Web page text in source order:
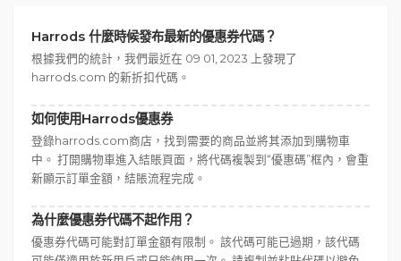
Harrods 什麼時候發布最新的優惠券代碼？
根據我們的統計，我們最近在 09 01, 2023 上發現了
harrods.com 的新折扣代碼。
如何使用Harrods優惠券
登錄harrods.com商店，找到需要的商品並將其添加到購物車
中。 打開購物車進入結賬頁面，將代碼複製到“優惠碼”框內，會重
新顯示訂單金額，結賬流程完成。
為什麼優惠券代碼不起作用？
優惠券代碼可能對訂單金額有限制。 該代碼可能已過期，該代碼